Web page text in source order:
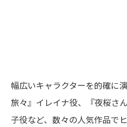
幅広いキャラクターを的確に
旅々』イレイナ役、『夜桜さ
子役など、数々の人気作品で